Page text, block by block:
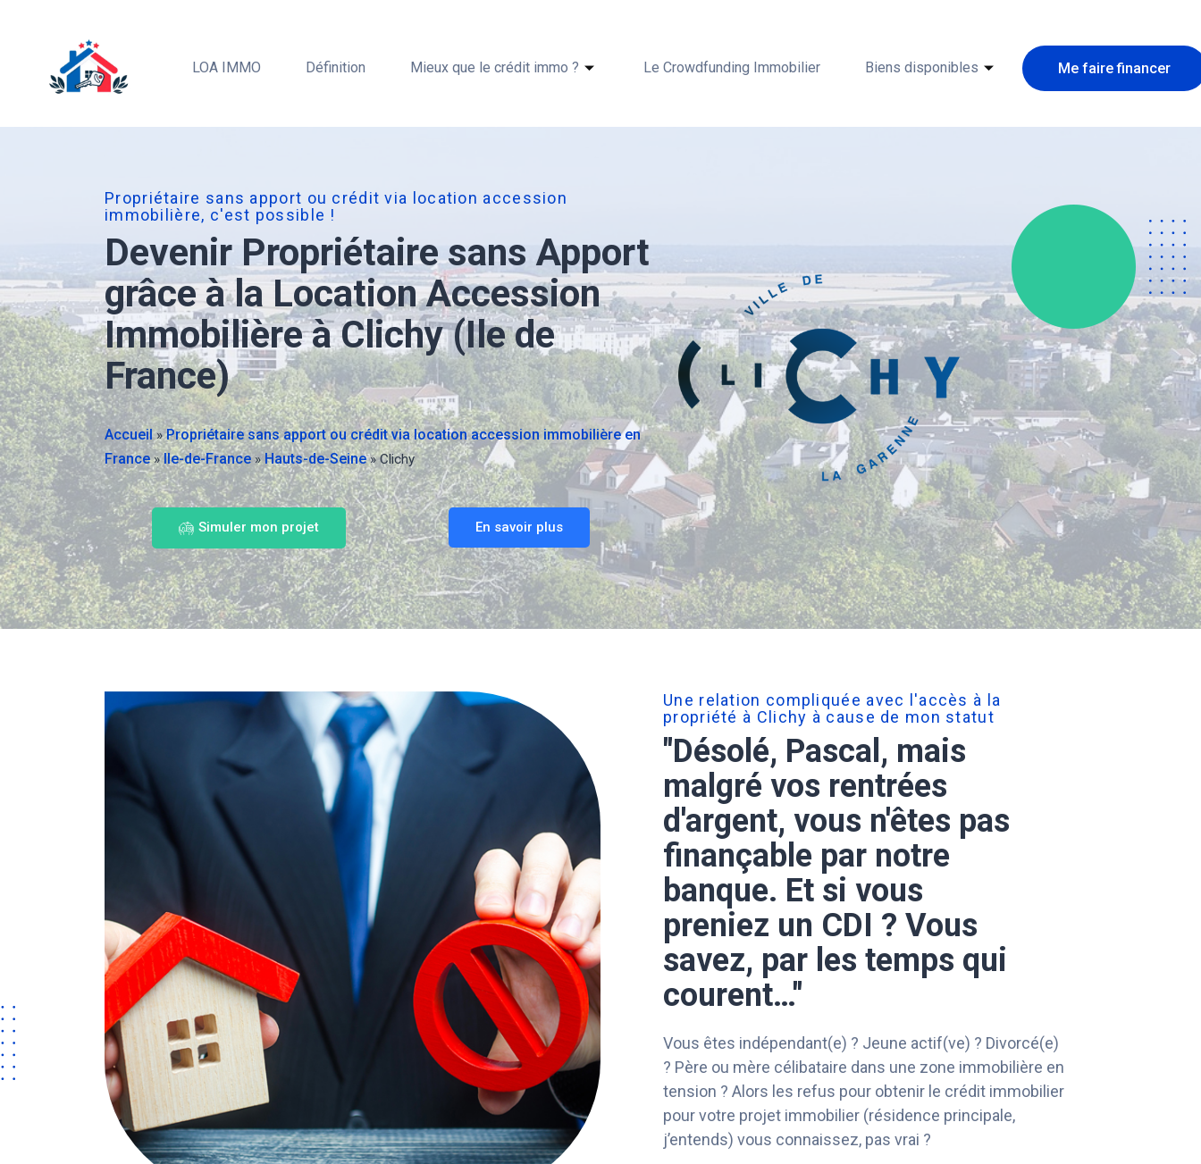
LOA IMMO Définition Mieux que le crédit immo ? Le Crowdfunding Immobilier Biens disponibles Me faire financer
Propriétaire sans apport ou crédit via location accession
immobilière, c'est possible !
Devenir Propriétaire sans Apport
grâce à la Location Accession
Immobilière à Clichy (Ile de
France)
Accueil»Propriétaire sans apport ou crédit via location accession immobilière en
France»Ile-de-France»Hauts-de-Seine»Clichy
Simuler mon projet En savoir plus
Une relation compliquée avec l'accès à la
propriété à Clichy à cause de mon statut
"Désolé, Pascal, mais
malgré vos rentrées
d'argent, vous n'êtes pas
finançable par notre
banque. Et si vous
preniez un CDI ? Vous
savez, par les temps qui
courent…"
Vous êtes indépendant(e) ? Jeune actif(ve) ? Divorcé(e)
? Père ou mère célibataire dans une zone immobilière en
tension ? Alors les refus pour obtenir le crédit immobilier
pour votre projet immobilier (résidence principale,
j’entends) vous connaissez, pas vrai ?